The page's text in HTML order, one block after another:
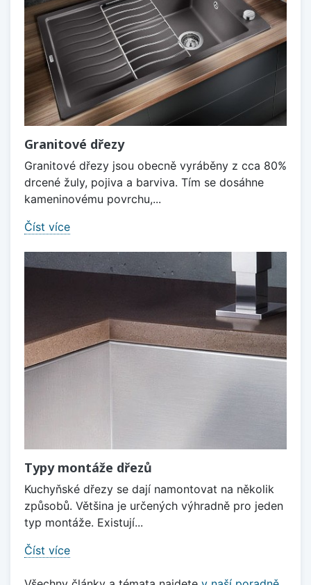
Granitové dřezy
Granitové dřezy jsou obecně vyráběny z cca 80%
drcené žuly, pojiva a barviva. Tím se dosáhne
kameninovému povrchu,...
Číst více
Typy montáže dřezů
Kuchyňské dřezy se dají namontovat na několik
způsobů. Většina je určených výhradně pro jeden
typ montáže. Existují...
Číst více